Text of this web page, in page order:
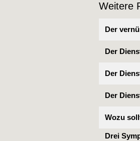
Weitere
Der
Der
Der
Der
Wozu
Drei